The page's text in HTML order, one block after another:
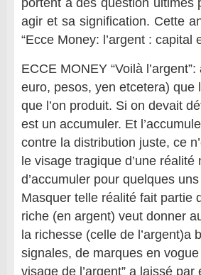
portent a des question ultimes
agir et sa signification. Cette
“Ecce Money: l’argent : capital
ECCE MONEY “Voilà
euro, pesos, yen etcetera) que
que l’on produit. Si on devait
est un accumuler. Et
contre la distribution juste, ce
le visage tragique d’une
d’accumuler pour quelques
Masquer telle réalité fait partie
riche (en argent) veut donner
la richesse (celle de l’argent)a
signales, de marques en
visage de l’argent” a laissé